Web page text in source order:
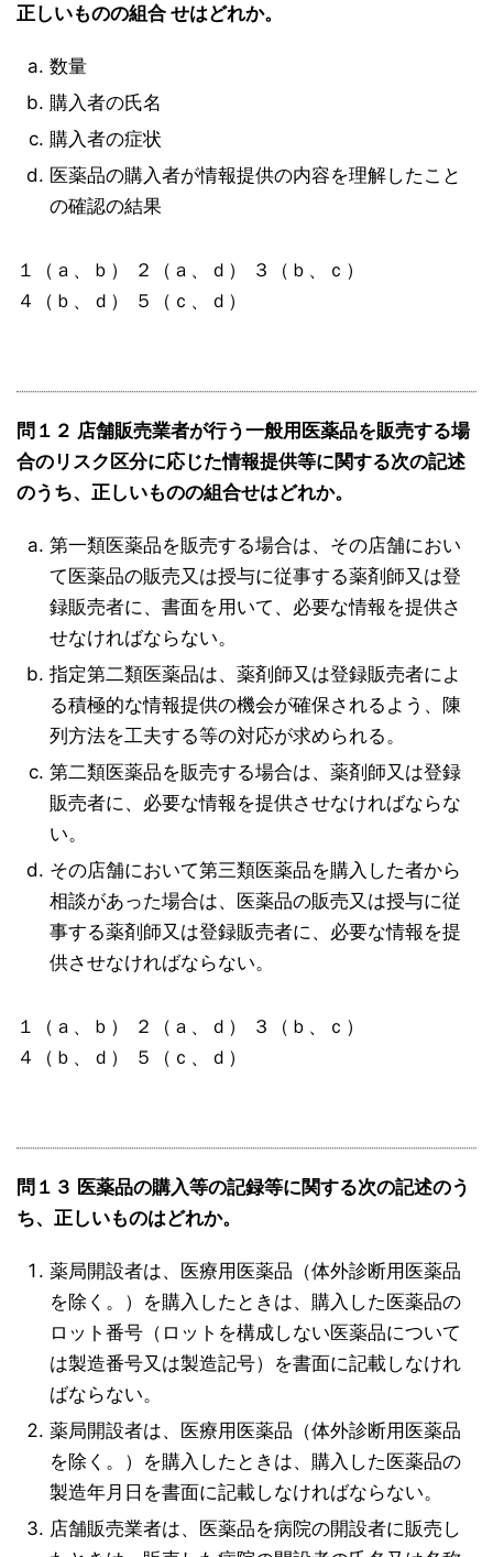
正しいものの組合 せはどれか。
数量
購入者の氏名
購入者の症状
医薬品の購入者が情報提供の内容を理解したこと
の確認の結果
１（ａ、ｂ） ２（ａ、ｄ） ３（ｂ、ｃ）
４（ｂ、ｄ） ５（ｃ、ｄ）
問１２ 店舗販売業者が行う一般用医薬品を販売する場
合のリスク区分に応じた情報提供等に関する次の記述
のうち、正しいものの組合せはどれか。
第一類医薬品を販売する場合は、その店舗におい
て医薬品の販売又は授与に従事する薬剤師又は登
録販売者に、書面を用いて、必要な情報を提供さ
せなければならない。
指定第二類医薬品は、薬剤師又は登録販売者によ
る積極的な情報提供の機会が確保されるよう、陳
列方法を工夫する等の対応が求められる。
第二類医薬品を販売する場合は、薬剤師又は登録
販売者に、必要な情報を提供させなければならな
い。
その店舗において第三類医薬品を購入した者から
相談があった場合は、医薬品の販売又は授与に従
事する薬剤師又は登録販売者に、必要な情報を提
供させなければならない。
１（ａ、ｂ） ２（ａ、ｄ） ３（ｂ、ｃ）
４（ｂ、ｄ） ５（ｃ、ｄ）
問１３ 医薬品の購入等の記録等に関する次の記述のう
ち、正しいものはどれか。
薬局開設者は、医療用医薬品（体外診断用医薬品
を除く。）を購入したときは、購入した医薬品の
ロット番号（ロットを構成しない医薬品について
は製造番号又は製造記号）を書面に記載しなけれ
ばならない。
薬局開設者は、医療用医薬品（体外診断用医薬品
を除く。）を購入したときは、購入した医薬品の
製造年月日を書面に記載しなければならない。
店舗販売業者は、医薬品を病院の開設者に販売し